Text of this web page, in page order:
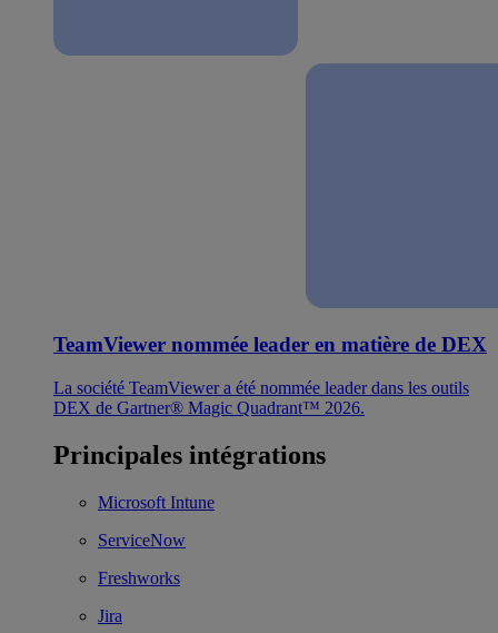
TeamViewer nommée leader en matière de DEX
La société TeamViewer a été nommée leader dans les outils
DEX de Gartner® Magic Quadrant™ 2026.
Principales intégrations
Microsoft Intune
ServiceNow
Freshworks
Jira